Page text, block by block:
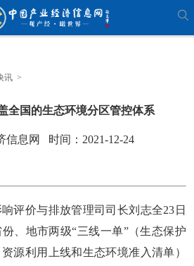
讯 >
全国的生态环境分区管控体系
信息网 时间：2021-12-24
价与排放管理司司长刘志全23日
、地市两级“三线一单”（生态保护
源利用上线和生态环境准入清单）